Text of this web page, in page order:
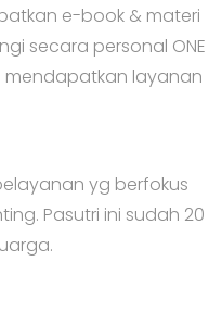
e-book & materi
secara personal ONE
mendapatkan layanan
yg berfokus
Pasutri ini sudah 20